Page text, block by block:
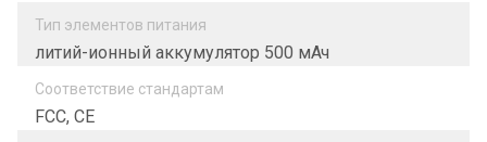
Тип элементов питания
литий-ионный аккумулятор 500 мАч
Соответствие стандартам
FCC, CE